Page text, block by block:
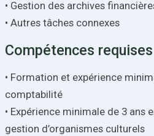
• Gestion des archives
• Autres tâches connexes
Compétences requises
• Formation et expérience
comptabilité
• Expérience minimale de 3 ans
gestion d’organismes culturels